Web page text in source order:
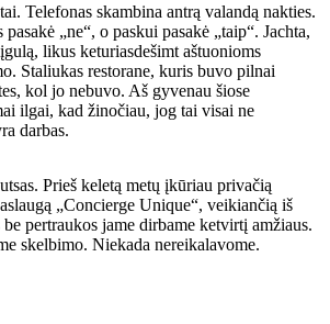
Telefonas skambina antrą valandą nakties.
„ne“, o paskui pasakė „taip“. Jachta,
likus keturiasdešimt aštuonioms
Staliukas restorane, kuris buvo pilnai
kol jo nebuvo. Aš gyvenau šiose
ilgai, kad žinočiau, jog tai visai ne
darbas.
Prieš keletą metų įkūriau privačią
„Concierge Unique“, veikiančią iš
pertraukos jame dirbame ketvirtį amžiaus.
skelbimo. Niekada nereikalavome.